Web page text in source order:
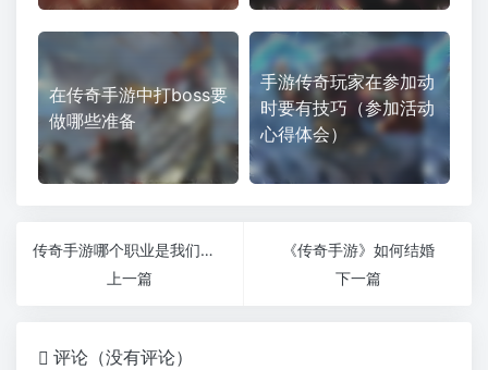
在传奇手游中打boss要
做哪些准备
手游传奇玩家在参加动
时要有技巧（参加活动
心得体会）
传奇手游哪个职业是我们无声传说中适合使用的彩虹魔
上一篇
《传奇手游》如何结婚
下一篇
评论（没有评论）